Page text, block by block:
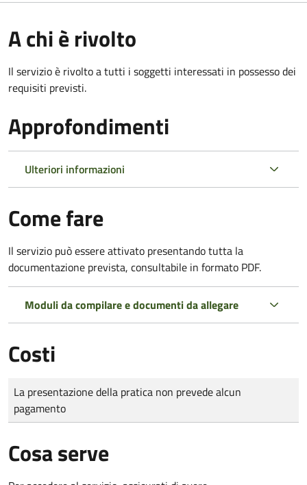
A chi è rivolto
Il servizio è rivolto a tutti i soggetti interessati in possesso dei
requisiti previsti.
Approfondimenti
Ulteriori informazioni
Come fare
Il servizio può essere attivato presentando tutta la
documentazione prevista, consultabile in formato PDF.
Moduli da compilare e documenti da allegare
Costi
Tipo di pagamento
Importo
La presentazione della pratica non prevede alcun
pagamento
Cosa serve